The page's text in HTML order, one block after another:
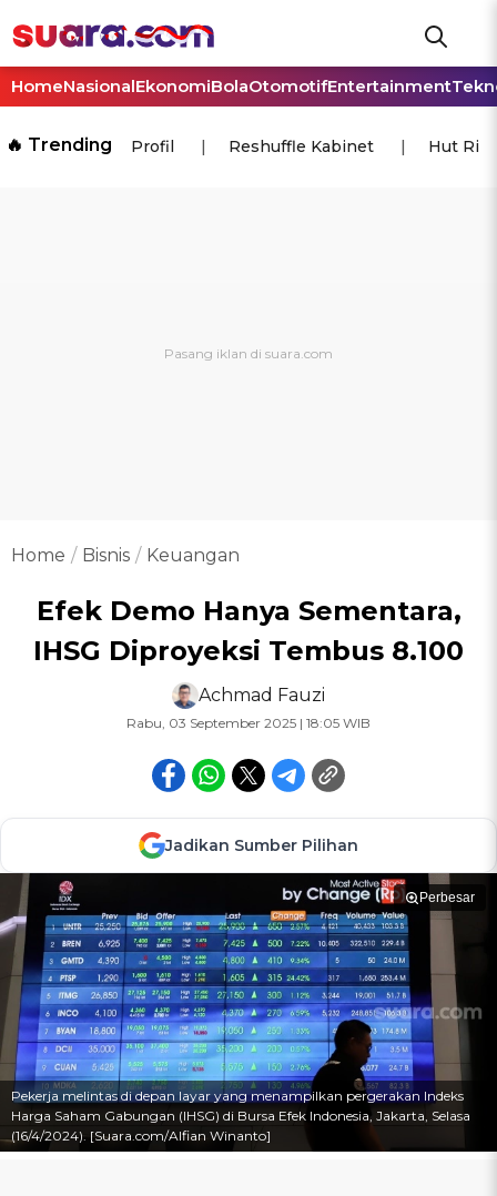
HomeNasionalEkonomiBolaOtomotifEntertainment
🔥 Trending Profil Reshuffle Kabinet Hut Ri
Home Bisnis Keuangan
Efek Demo Hanya Sementara,
IHSG Diproyeksi Tembus 8.100
Achmad Fauzi
Rabu, 03 September 2025 | 18:05 WIB
Jadikan Sumber Pilihan
Perbesar
Pekerja melintas di depan layar yang menampilkan pergerakan Indeks
Harga Saham Gabungan (IHSG) di Bursa Efek Indonesia, Jakarta, Selasa
(16/4/2024). [Suara.com/Alfian Winanto]